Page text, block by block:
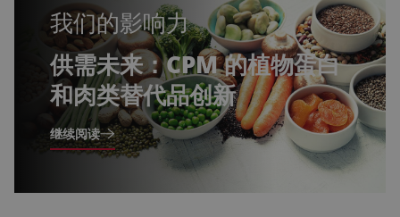
我们的影响力
供需未来：CPM 的植物蛋白
和肉类替代品创新
继续阅读
关于喂养明天：CPM 的植物蛋白和肉类替代品创新